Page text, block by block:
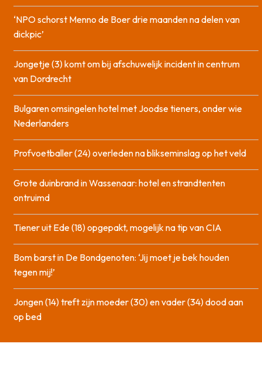
‘NPO schorst Menno de Boer drie maanden na delen van
dickpic’
Jongetje (3) komt om bij afschuwelijk incident in centrum
van Dordrecht
Bulgaren omsingelen hotel met Joodse tieners, onder wie
Nederlanders
Profvoetballer (24) overleden na blikseminslag op het veld
Grote duinbrand in Wassenaar: hotel en strandtenten
ontruimd
Tiener uit Ede (18) opgepakt, mogelijk na tip van CIA
Bom barst in De Bondgenoten: ‘Jij moet je bek houden
tegen mij!’
Jongen (14) treft zijn moeder (30) en vader (34) dood aan
op bed